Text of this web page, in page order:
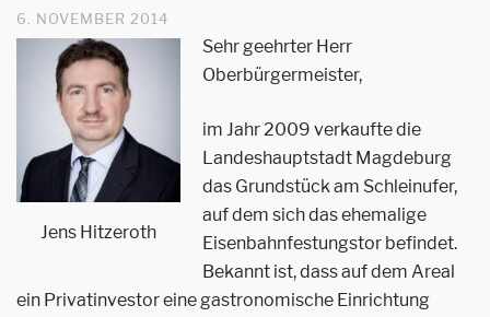
6. NOVEMBER 2014
Jens Hitzeroth
Sehr geehrter Herr
Oberbürgermeister,
im Jahr 2009 verkaufte die
Landeshauptstadt Magdeburg
das Grundstück am Schleinufer,
auf dem sich das ehemalige
Eisenbahnfestungstor befindet.
Bekannt ist, dass auf dem Areal
ein Privatinvestor eine gastronomische Einrichtung